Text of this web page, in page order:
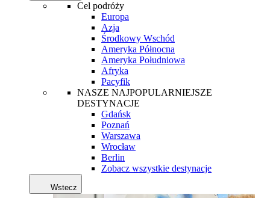
Cel podróży
Europa
Azja
Środkowy Wschód
Ameryka Północna
Ameryka Południowa
Afryka
Pacyfik
NASZE NAJPOPULARNIEJSZE
DESTYNACJE
Gdańsk
Poznań
Warszawa
Wrocław
Berlin
Zobacz wszystkie destynacje
Wstecz